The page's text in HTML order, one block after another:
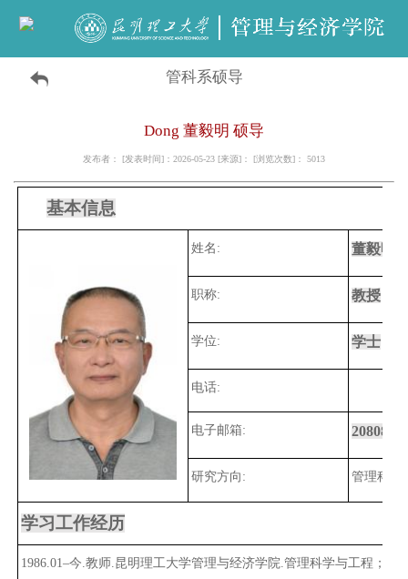
管科系硕导
Dong 董毅明 硕导
发布者： [发表时间]：2026-05-23 [来源]： [浏览次数]： 5013
基本信息
姓名: 董毅明
职称: 教授
学位: 学士
电话:
电子邮箱: 2
研究方向: 管理科学
学习工作经历
1986.01–今.教师.昆明理工大学管理与经济学院.管理科学与工程；